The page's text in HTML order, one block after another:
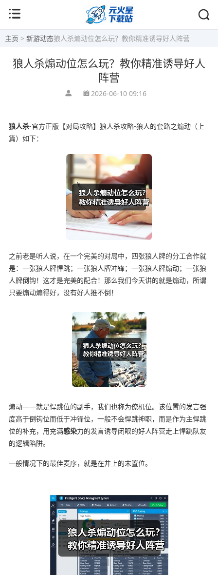
主页 > 新游动态狼人杀煽动位怎么玩？教你精准诱导好人阵营
狼人杀煽动位怎么玩？教你精准诱导好人
阵营
2026-06-10 09:16
狼人杀-官方正版【对局攻略】狼人杀攻略-狼人的套路之煽动（上
篇）如下：
之前老是听人说，在一个完美的对局中，四张狼人牌的分工合作就
是：一张狼人牌悍跳；一张狼人牌冲锋；一张狼人牌煽动；一张狼
人牌倒钩！这才是完美的配合！那么我们今天讲的就是煽动，所谓
只要煽动煽得好，没有好人推不倒！
煽动——就是悍跳位的副手，我们也称为僚机位。该位置的发言强
度高于倒钩位而低于冲锋位，一般不会悍跳神职，而是作为主悍跳
位的补充，用充满感染力的发言诱导闭眼的好人阵营走上悍跳队友
的逻辑陷阱。
一般情况下的最佳麦序，就是在井上的末置位。